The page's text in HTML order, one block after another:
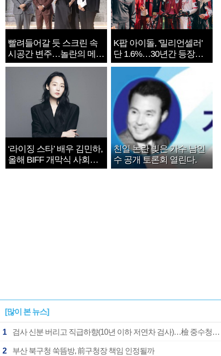
빨려들어갈 듯 스크린 속
시공간 변주…놀란의 메시
지는 ‘전쟁 속죄’
K팝 아이돌, '밀리언셀러'
단 1.6%…30년간 등장
1182개팀 전수조사
‘라이징 스타’ 배우 김민하,
올해 BIFF 개막식 사회자
확정
친일 논란 빚은 가수 남인
수 공개 토론회 열린다.
[많이 본 뉴스]
1 검사 신분 버리고 직급하향(10년 이하 저연차 검사)…檢 중수청행 기피
2 부산 북구청 쑥뜸방, 前구청장 책임 인정될까